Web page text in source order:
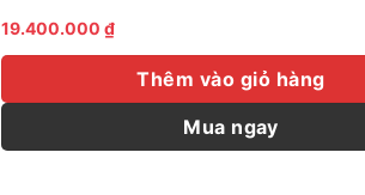
19.400.000 ₫
Thêm vào giỏ hàng
Mua ngay